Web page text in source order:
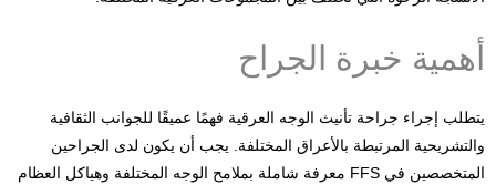
أهمية خبرة الجراح
يتطلب إجراء جراحة تأنيث الوجه العرقية فهمًا عميقًا للجوانب الثقافية
والتشريحية المرتبطة بالأعراق المختلفة. يجب أن يكون لدى الجراحين
المتخصصين في FFS معرفة شاملة بملامح الوجه المختلفة وهياكل العظام